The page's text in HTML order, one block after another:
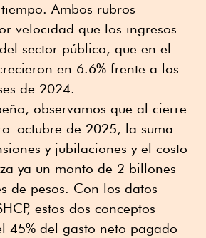
Ambos rubros
velocidad que los ingresos
sector público, que en el
en 6.6% frente a los
de 2024.
observamos que al cierre
de 2025, la suma
y jubilaciones y el costo
ya un monto de 2 billones
de pesos. Con los datos
estos dos conceptos
45% del gasto neto pagado